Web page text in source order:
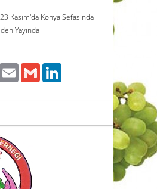
Kasım'da Konya Sefasında
Yayında
TwitterEmailGmail